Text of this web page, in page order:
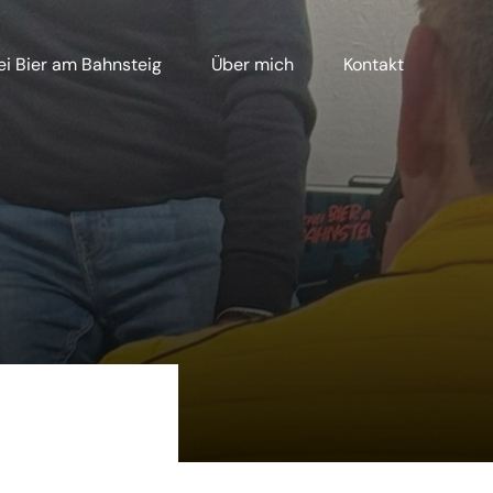
Bier am Bahnsteig Über mich Kontakt